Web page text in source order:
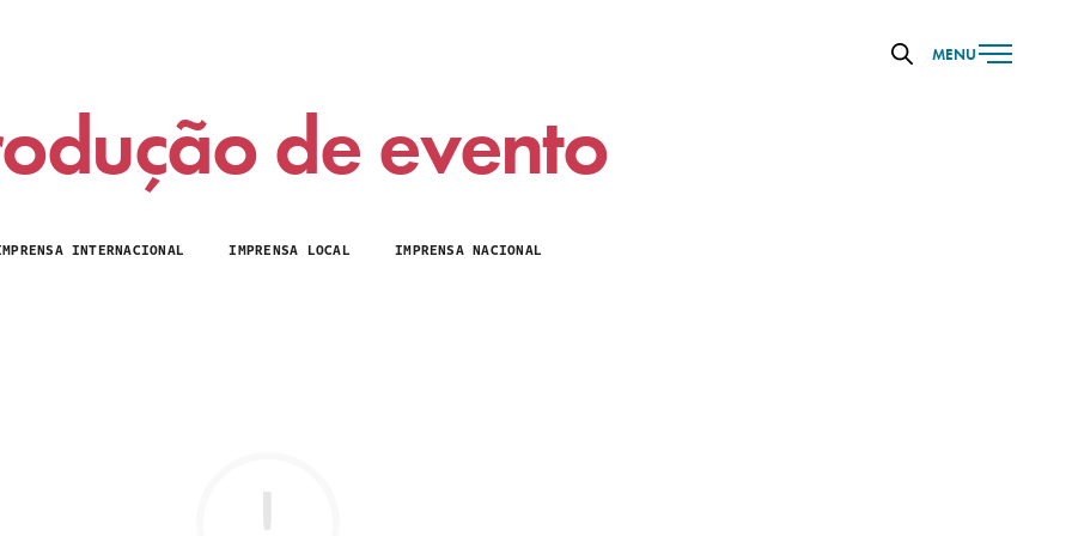
MENU
de evento
INTERNACIONAL IMPRENSA LOCAL IMPRENSA NACIONAL